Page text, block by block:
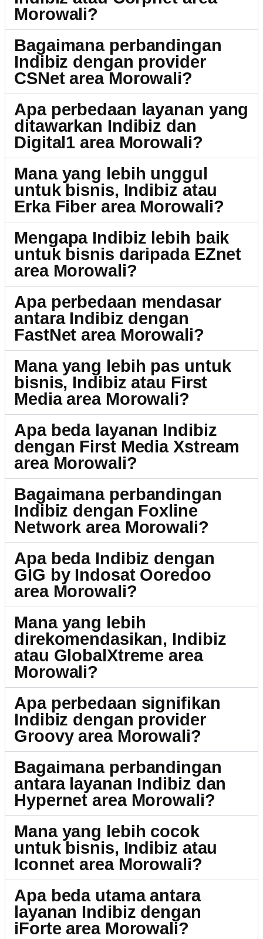
Morowali?
Bagaimana perbandingan
Indibiz dengan provider
CSNet area Morowali?
Apa perbedaan layanan yang
ditawarkan Indibiz dan
Digital1 area Morowali?
Mana yang lebih unggul
untuk bisnis, Indibiz atau
Erka Fiber area Morowali?
Mengapa Indibiz lebih baik
untuk bisnis daripada EZnet
area Morowali?
Apa perbedaan mendasar
antara Indibiz dengan
FastNet area Morowali?
Mana yang lebih pas untuk
bisnis, Indibiz atau First
Media area Morowali?
Apa beda layanan Indibiz
dengan First Media Xstream
area Morowali?
Bagaimana perbandingan
Indibiz dengan Foxline
Network area Morowali?
Apa beda Indibiz dengan
GIG by Indosat Ooredoo
area Morowali?
Mana yang lebih
direkomendasikan, Indibiz
atau GlobalXtreme area
Morowali?
Apa perbedaan signifikan
Indibiz dengan provider
Groovy area Morowali?
Bagaimana perbandingan
antara layanan Indibiz dan
Hypernet area Morowali?
Mana yang lebih cocok
untuk bisnis, Indibiz atau
Iconnet area Morowali?
Apa beda utama antara
layanan Indibiz dengan
iForte area Morowali?